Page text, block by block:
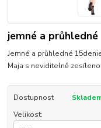
jemné a průhledné
Jemné a průhledné
Maja s neviditelně
Dostupnost
Velikost: